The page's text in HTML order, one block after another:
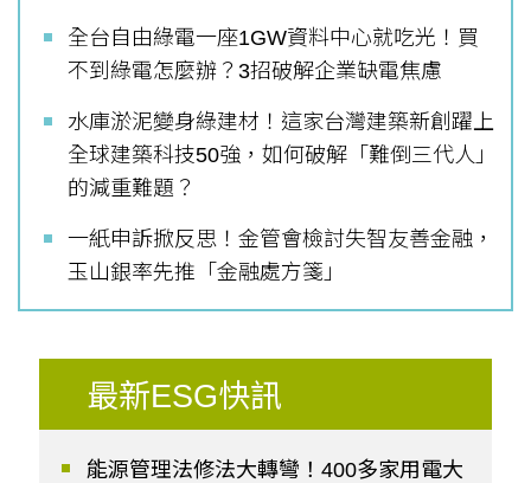
全台自由綠電一座1GW資料中心就吃光！買
不到綠電怎麼辦？3招破解企業缺電焦慮
水庫淤泥變身綠建材！這家台灣建築新創躍上
全球建築科技50強，如何破解「難倒三代人」
的減重難題？
一紙申訴掀反思！金管會檢討失智友善金融，
玉山銀率先推「金融處方箋」
最新ESG快訊
能源管理法修法大轉彎！400多家用電大